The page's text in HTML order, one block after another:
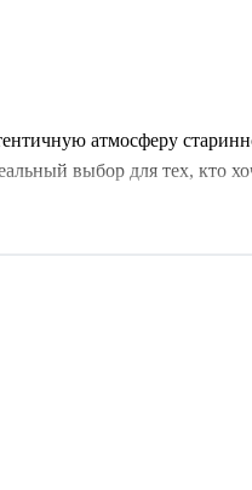
атмосферу
выбор для тех, кто